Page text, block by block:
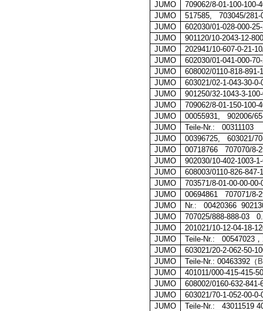
JUMO
709062/8-01-100-100-
JUMO
517585, 703045/281-
JUMO
602030/01-028-000-
JUMO
901120/10-2043-12-
JUMO
202941/10-607-0-21-
JUMO
602030/01-041-000-
JUMO
608002/0110-818-
JUMO
603021/02-1-043-30-
JUMO
901250/32-1043-3-
JUMO
709062/8-01-150-100-
JUMO
00055931, 902006/
JUMO
Teile-Nr.: 00311103
JUMO
00396725, 603021/
JUMO
00718766
707070/8-
JUMO
902030/10-402-1003-
JUMO
608003/0110-826-847-
JUMO
703571/8-01-00-00-
JUMO
00694861
707071/8-
JUMO
Nr.: 00420366
JUMO
707025/888-888-03
JUMO
201021/10-12-04-18-
JUMO
Teile-Nr.: 00547023 ，
JUMO
603021/20-2-062-50-
JUMO
Teile-Nr.: 00463392 （
JUMO
401011/000-415-415-
JUMO
608002/0160-632-841-
JUMO
603021/70-1-052-00-
JUMO
Teile-Nr.: 43011519